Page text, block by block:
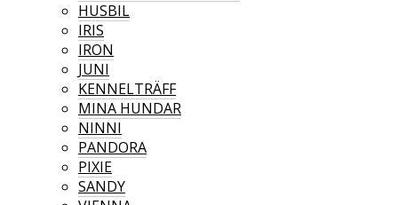
HUSBIL
IRIS
IRON
JUNI
KENNELTRÄFF
MINA HUNDAR
NINNI
PANDORA
PIXIE
SANDY